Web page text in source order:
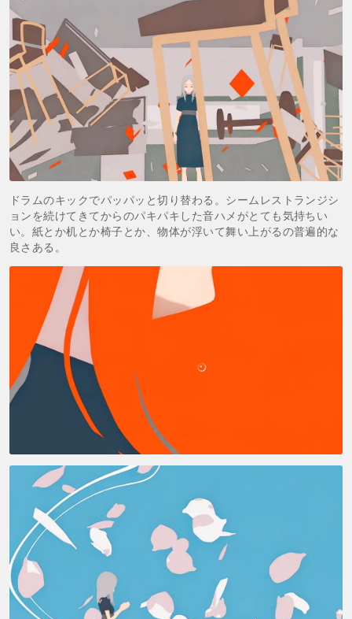
ドラムのキックでパッパッと切り替わる。シームレストランジシ
ョンを続けてきてからのパキパキした音ハメがとても気持ちい
い。紙とか机とか椅子とか、物体が浮いて舞い上がるの普遍的な
良さある。